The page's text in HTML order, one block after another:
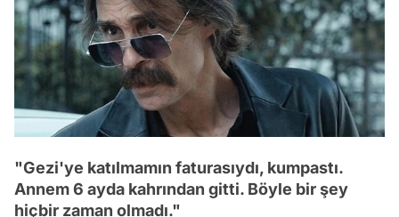
"Gezi'ye katılmamın faturasıydı, kumpastı.
Annem 6 ayda kahrından gitti. Böyle bir şey
hiçbir zaman olmadı."